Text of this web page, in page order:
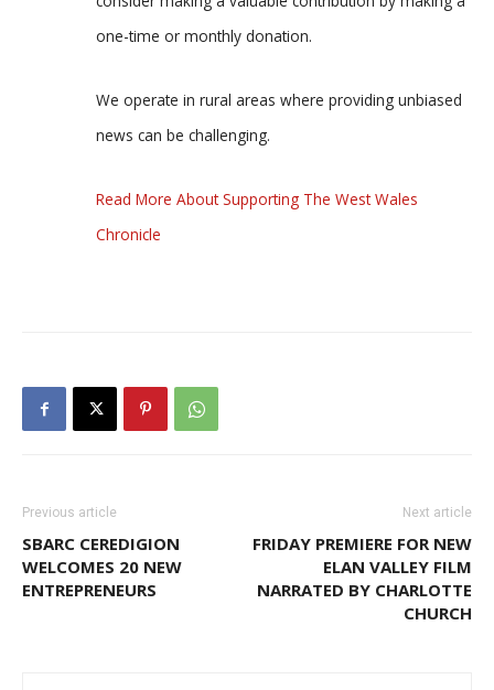
one-time or monthly donation.
We operate in rural areas where providing unbiased
news can be challenging.
Read More About Supporting The West Wales
Chronicle
Previous article
SBARC CEREDIGION
WELCOMES 20 NEW
ENTREPRENEURS
Next article
FRIDAY PREMIERE FOR NEW
ELAN VALLEY FILM
NARRATED BY CHARLOTTE
CHURCH